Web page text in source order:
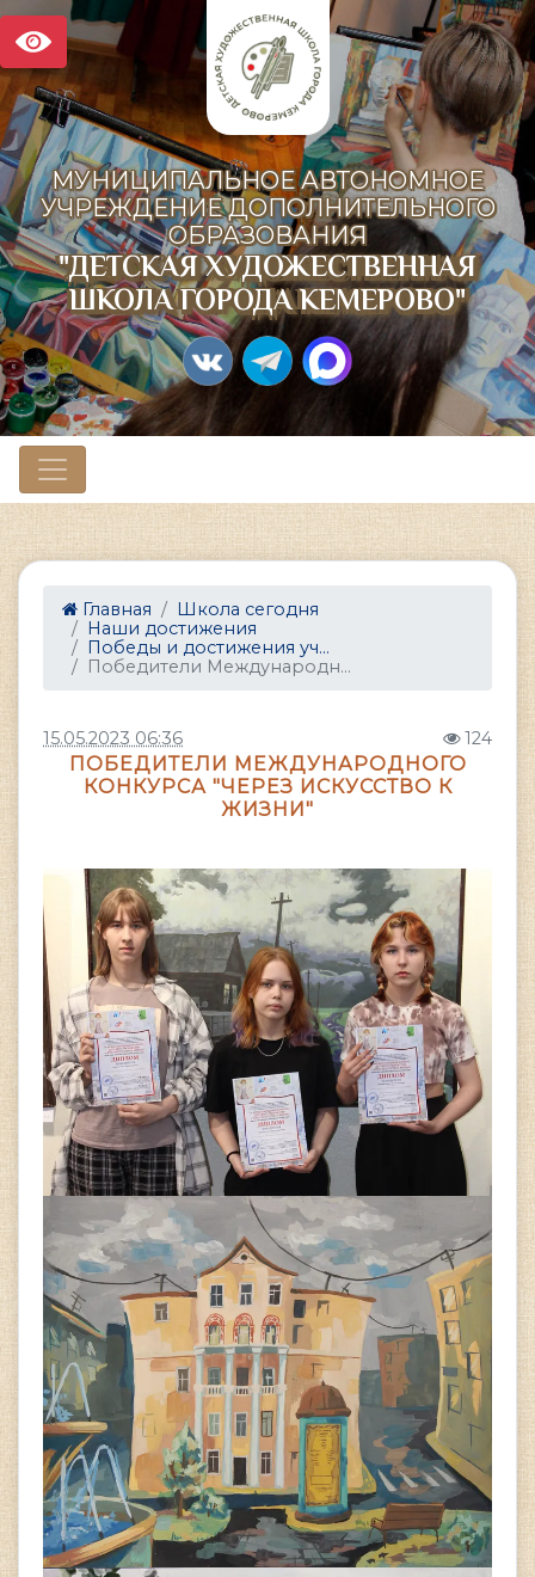
МУНИЦИПАЛЬНОЕ АВТОНОМНОЕ
УЧРЕЖДЕНИЕ ДОПОЛНИТЕЛЬНОГО
ОБРАЗОВАНИЯ
"ДЕТСКАЯ ХУДОЖЕСТВЕННАЯ
ШКОЛА ГОРОДА КЕМЕРОВО"
Главная
Школа сегодня
Наши достижения
Победы и достижения уч...
Победители Международн...
15.05.2023 06:36 124
ПОБЕДИТЕЛИ МЕЖДУНАРОДНОГО
КОНКУРСА "ЧЕРЕЗ ИСКУССТВО К
ЖИЗНИ"